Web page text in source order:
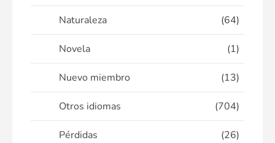
Naturaleza (64)
Novela (1)
Nuevo miembro (13)
Otros idiomas (704)
Pérdidas (26)